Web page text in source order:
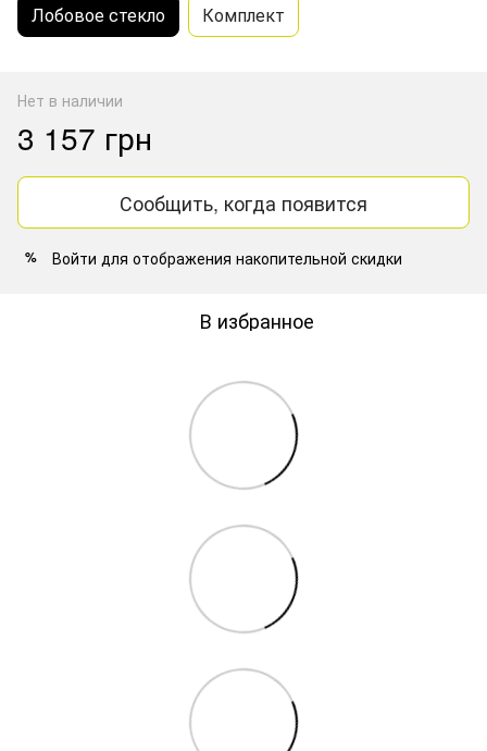
Лобовое стекло Комплект
Нет в наличии
3 157 грн
Сообщить, когда появится
% Войти для отображения накопительной скидки
В избранное